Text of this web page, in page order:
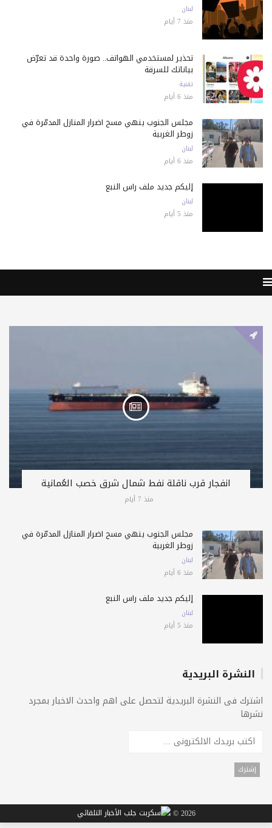
لبنان
منذ 7 أيام
تحذير لمستخدمي الهواتف.. صورة واحدة قد تعرّض
بياناتك للسرقة
تقنية
منذ 6 أيام
مجلس الجنوب ينهي مسح أضرار المنازل المدمّرة في
زوطر الغربية
لبنان
منذ 6 أيام
إليكم جديد ملف رأس النبع
لبنان
منذ 5 أيام
انفجار قرب ناقلة نفط شمال شرق خصب العُمانية
منذ 7 أيام
مجلس الجنوب ينهي مسح أضرار المنازل المدمّرة في
زوطر الغربية
لبنان
منذ 6 أيام
إليكم جديد ملف رأس النبع
لبنان
منذ 5 أيام
النشرة البريدية
اشترك فى النشرة البريدية لتحصل على اهم واحدث الاخبار بمجرد
نشرها
2026 ©